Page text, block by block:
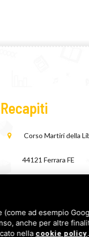
Recapiti
Corso Martiri della
44121 Ferrara FE
ad esempio
anche per altre
nella cookie policy.